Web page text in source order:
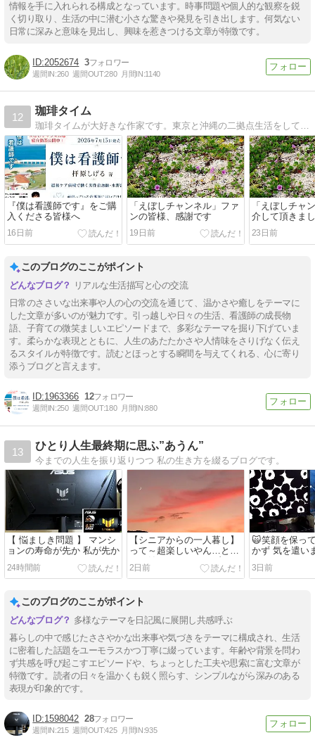
情報を手に入れられる構成となっています。時事問題や個人的な観察を鋭
く切り取り、生活の中に潜む小さな驚きや発見を引き出します。何気ない
日常に深みと意味を見出し、興味を惹きつける文章が特徴です。
2052674 3
週間IN:260 週間OUT:280 月間IN:1140
12
珈琲タイム
『僕は看護師です』をご購
入くださる皆様へ
16日前
「えぼしチャンネル」ファ
ンの皆様、感謝です
19日前
「えぼしチャ
介して頂きま
23日前
このブログのここがポイント
リアルな生活描写と心の交流
日常のささいな出来事や人の心の交流を通じて、温かさや癒しをテーマに
した文章が多いのが魅力です。引っ越しや日々の生活、看護師の成長物
語、子育ての微笑ましいエピソードまで、多彩なテーマを掘り下げていま
す。柔らかな表現とともに、人生のあたたかさや人情味をさりげなく伝え
るスタイルが特徴です。読むとほっとする瞬間を与えてくれる、心に寄り
添うブログと言えます。
1963366 12
週間IN:250 週間OUT:180 月間IN:880
13
ひとり人生最終期に思ふ”あうん”
今までの人生を振り返りつつ 私の生き方を綴るブログです。
【 悩ましき問題 】 マンシ
ョンの寿命が先か 私が先か
24時間前
【シニアからの一人暮し】
って～超楽しいやん…と思
って始めたのがこのブロ
グ。
2日前
🙀笑顔を保っ
かず 気を遣い
れるばかり。
3日前
このブログのここがポイント
多様なテーマを日記風に展開し共感呼ぶ
暮らしの中で感じたささやかな出来事や気づきをテーマに構成され、生活
に密着した話題をユーモラスかつ丁寧に綴っています。年齢や背景を問わ
ず共感を呼び起こすエピソードや、ちょっとした工夫や思索に富む文章が
特徴です。読者の日々を温かくも鋭く照らす、シンプルながら深みのある
表現が印象的です。
1598042 28
週間IN:215 週間OUT:425 月間IN:935